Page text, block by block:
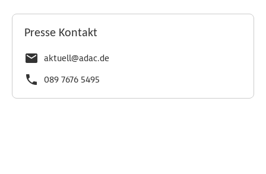
Presse Kontakt
aktuell@adac.de
089 7676 5495